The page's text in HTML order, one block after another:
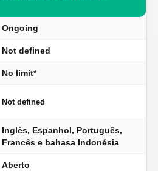
Ongoing
Not defined
No limit*
Not defined
Inglês, Espanhol, Português,
Francês e bahasa Indonésia
Aberto